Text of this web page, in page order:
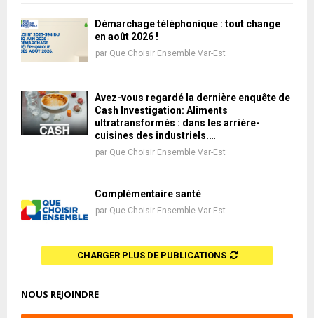
Démarchage téléphonique : tout change
en août 2026 !
par Que Choisir Ensemble Var-Est
Avez-vous regardé la dernière enquête de
Cash Investigation: Aliments
ultratransformés : dans les arrière-
cuisines des industriels.…
par Que Choisir Ensemble Var-Est
Complémentaire santé
par Que Choisir Ensemble Var-Est
CHARGER PLUS DE PUBLICATIONS
NOUS REJOINDRE